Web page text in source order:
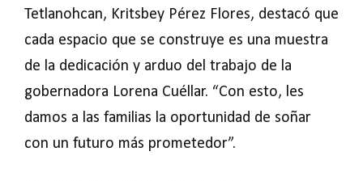
Tetlanohcan, Kritsbey Pérez Flores, destacó que
cada espacio que se construye es una muestra
de la dedicación y arduo del trabajo de la
gobernadora Lorena Cuéllar. “Con esto, les
damos a las familias la oportunidad de soñar
con un futuro más prometedor”.